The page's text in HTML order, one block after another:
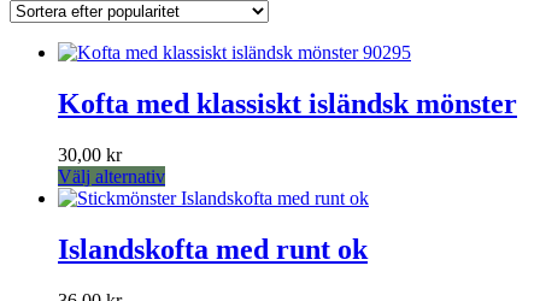
popularitet
Kofta med klassiskt isländsk mönster
30,00 kr
Välj alternativDen
här
har
flera
Islandskofta med runt ok